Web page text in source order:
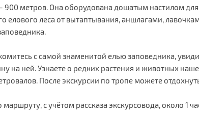
900 метров. Она оборудована дощатым настилом
елового леса от вытаптывания, аншлагами,
с самой знаменитой елью заповедника,
на ней. Узнаете о редких растения и животных
После экскурсии по тропе можете
с учётом рассказа экскурсовода, около 1